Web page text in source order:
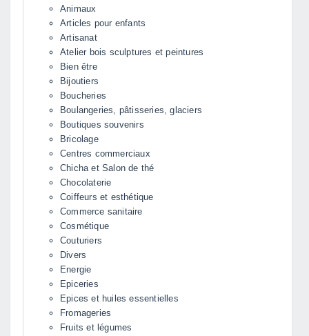
Animaux
Articles pour enfants
Artisanat
Atelier bois sculptures et peintures
Bien être
Bijoutiers
Boucheries
Boulangeries, pâtisseries, glaciers
Boutiques souvenirs
Bricolage
Centres commerciaux
Chicha et Salon de thé
Chocolaterie
Coiffeurs et esthétique
Commerce sanitaire
Cosmétique
Couturiers
Divers
Energie
Epiceries
Epices et huiles essentielles
Fromageries
Fruits et légumes